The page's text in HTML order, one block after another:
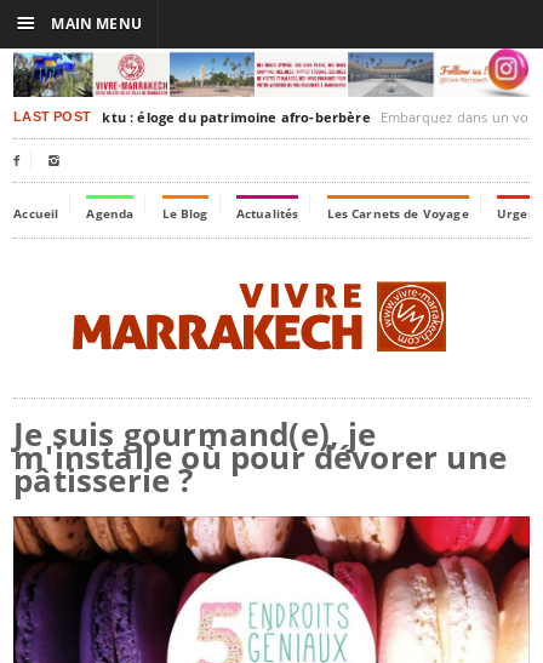
LAST POSTTimbuktu : éloge du patrimoine afro-berbère Embarquez dans un voyage culturel dans le
 
Accueil Agenda Le Blog Actualités Les Carnets de Voyage
Je suis gourmand(e), je
m'installe où pour dévorer une
pâtisserie ?
☰ MAIN MENU